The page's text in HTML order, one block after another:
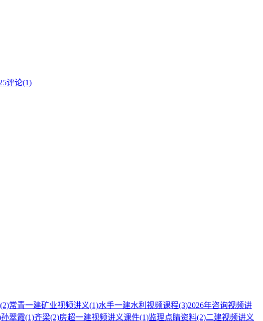
评论(1)
(2)常青一建矿业视频讲义(1)水手一建水利视频课程(3)2026年咨询视频讲
孙翠霞(1)齐梁(2)房超一建视频讲义课件(1)监理点睛资料(2)二建视频讲义